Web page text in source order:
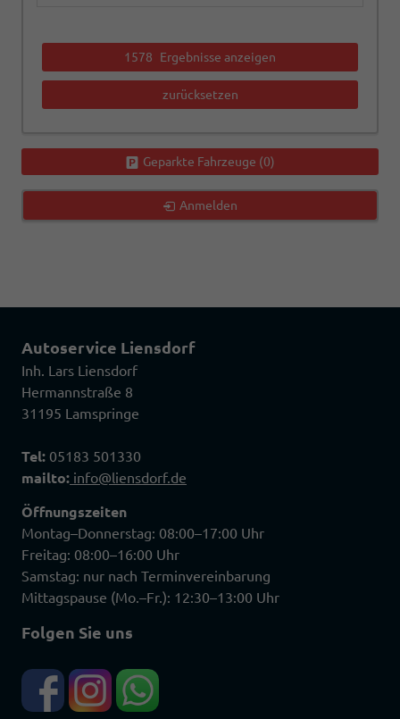
1578 Ergebnisse anzeigen
zurücksetzen
Geparkte Fahrzeuge (0)
Anmelden
Autoservice Liensdorf
Inh. Lars Liensdorf
Hermannstraße 8
31195 Lamspringe
Tel: 05183 501330
mailto: info@liensdorf.de
Öffnungszeiten
Montag–Donnerstag: 08:00–17:00 Uhr
Freitag: 08:00–16:00 Uhr
Samstag: nur nach Terminvereinbarung
Mittagspause (Mo.–Fr.): 12:30–13:00 Uhr
Folgen Sie uns